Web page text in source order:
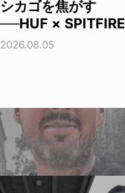
シカゴを焦がす
──HUF × SPITFIRE
2026.08.05